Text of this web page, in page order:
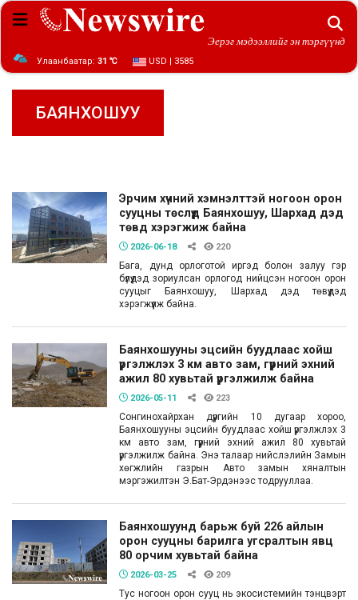
Эерэг мэдээллийг эн тэргүүнд
Улаанбаатар: 31 ℃ USD | 3585
БАЯНХОШУУ
Эрчим хүчний хэмнэлттэй ногоон орон
сууцны төслүүд Баянхошуу, Шархад дэд
төвд хэрэгжиж байна
2026-06-18 220
Бага, дунд орлоготой иргэд болон залуу гэр
бүлүүдэд зориулсан орлогод нийцсэн ногоон орон
сууцыг Баянхошуу, Шархад дэд төвүүдэд
хэрэгжүүлж байна.
Баянхошууны эцсийн буудлаас хойш
үргэлжлэх 3 км авто зам, гүүрний эхний
ажил 80 хувьтай үргэлжилж байна
2026-05-11 223
Сонгинохайрхан дүүргийн 10 дугаар хороо,
Баянхошууны эцсийн буудлаас хойш үргэлжлэх 3
км авто зам, гүүрний эхний ажил 80 хувьтай
үргэлжилж байна. Энэ талаар нийслэлийн Замын
хөгжлийн газрын Авто замын хяналтын
мэргэжилтэн Э.Бат-Эрдэнээс тодрууллаа.
Баянхошуунд барьж буй 226 айлын
орон сууцны барилга угсралтын явц
80 орчим хувьтай байна
2026-03-25 209
Тус ногоон орон сууц нь экосистемийн тэнцвэрт